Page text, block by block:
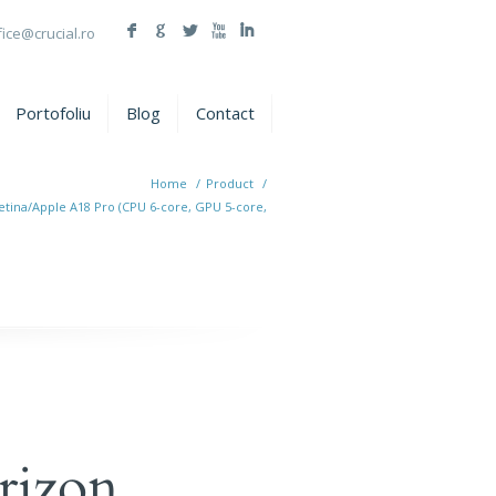
F G L X I
Portofoliu Blog Contact
Home / Product /
Apple A18 Pro (CPU 6-core, GPU 5-core,